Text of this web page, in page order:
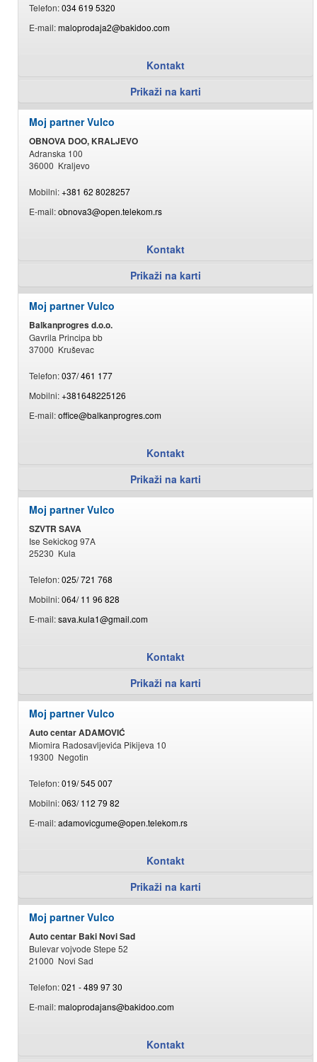
Telefon:034 619 5320
E-mail:maloprodaja2@bakidoo.com
Kontakt
Prikaži na karti
Moj partner Vulco
OBNOVA DOO, KRALJEVO
Adranska 100
36000 Kraljevo
Mobilni:+381 62 8028257
E-mail:obnova3@open.telekom.rs
Kontakt
Prikaži na karti
Moj partner Vulco
Balkanprogres d.o.o.
Gavrila Principa bb
37000 Kruševac
Telefon:037/ 461 177
Mobilni:+381648225126
E-mail:office@balkanprogres.com
Kontakt
Prikaži na karti
Moj partner Vulco
SZVTR SAVA
Ise Sekickog 97A
25230 Kula
Telefon:025/ 721 768
Mobilni:064/ 11 96 828
E-mail:sava.kula1@gmail.com
Kontakt
Prikaži na karti
Moj partner Vulco
Auto centar ADAMOVIĆ
Miomira Radosavljevića Pikijeva 10
19300 Negotin
Telefon:019/ 545 007
Mobilni:063/ 112 79 82
E-mail:adamovicgume@open.telekom.rs
Kontakt
Prikaži na karti
Moj partner Vulco
Auto centar Baki Novi Sad
Bulevar vojvode Stepe 52
21000 Novi Sad
Telefon:021 - 489 97 30
E-mail:maloprodajans@bakidoo.com
Kontakt